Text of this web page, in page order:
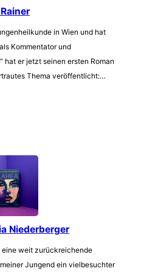
in Wien und hat
Kommentator und
hat er jetzt seinen ersten Roman
Thema veröffentlicht:…
Niederberger
weit zurückreichende
Jungend ein vielbesuchter